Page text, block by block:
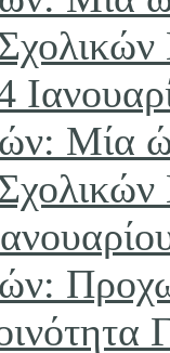
Μία